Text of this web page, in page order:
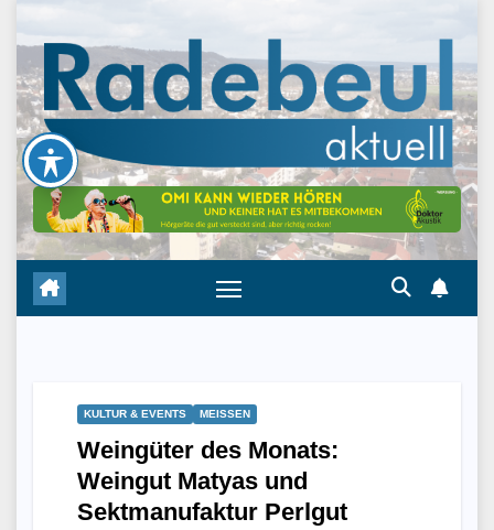
content
KULTUR & EVENTS MEISSEN
Weingüter des Monats:
Weingut Matyas und
Sektmanufaktur Perlgut